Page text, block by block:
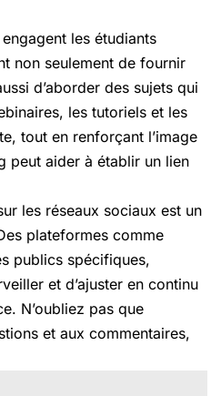
les étudiants
non seulement de fournir
d’aborder des sujets qui
les tutoriels et les
tout en renforçant l’image
peut aider à établir un lien
les réseaux sociaux est un
plateformes comme
publics spécifiques,
et d’ajuster en continu
N’oubliez pas que
et aux commentaires,